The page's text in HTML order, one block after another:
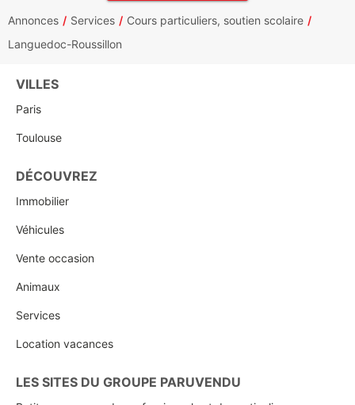
Annonces Services
Cours particuliers, soutien scolaire
Languedoc-Roussillon
VILLES
Paris
Toulouse
DÉCOUVREZ
Immobilier
Véhicules
Vente occasion
Animaux
Services
Location vacances
LES SITES DU GROUPE PARUVENDU